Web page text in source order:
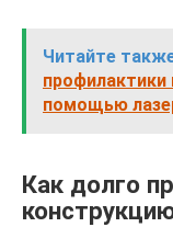
Читайте
профилактики
помощью
Как долго